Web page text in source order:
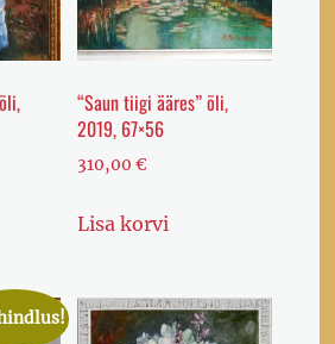
“Saun tiigi ääres” õli,
2019, 67×56
310,00 €
Lisa korvi